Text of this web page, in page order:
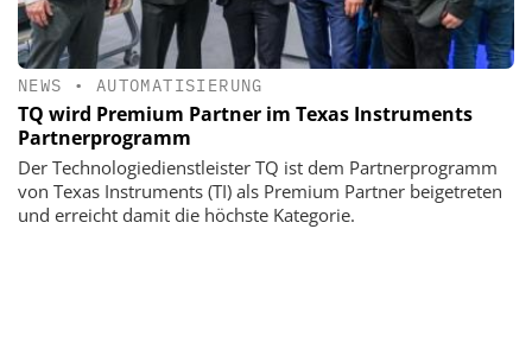
NEWS • AUTOMATISIERUNG
TQ wird Premium Partner im Texas Instruments
Partnerprogramm
Der Technologiedienstleister TQ ist dem Partnerprogramm
von Texas Instruments (TI) als Premium Partner beigetreten
und erreicht damit die höchste Kategorie.